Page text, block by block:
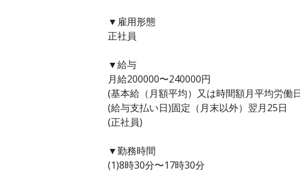
▼雇用形態
正社員
▼給与
月給200000〜240000円
(基本給（月額平均）又は時間額月平均労働
(給与支払い日)固定（月末以外）翌月25日
(正社員)
▼勤務時間
(1)8時30分〜17時30分